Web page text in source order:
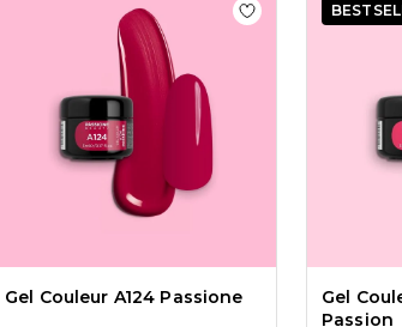
Velvet
la liste de souhaits Gel Couleur F64 Victoria
Gel Couleur A124 Passione
Ajouter à la liste
Gel
Passion